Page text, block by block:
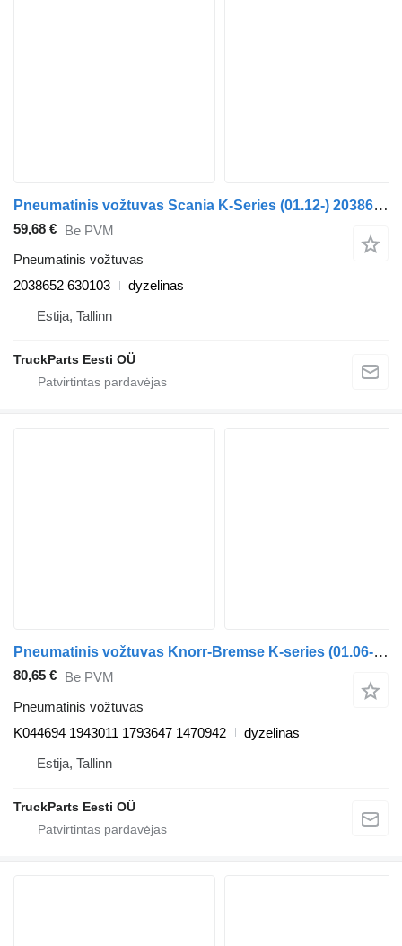
Pneumatinis vožtuvas Scania K-Series (01.12-) 2038652 630103 autobuso Scania K,N,F-series bus (2006-)
59,68 € Be PVM
Pneumatinis vožtuvas
2038652 630103
dyzelinas
Estija, Tallinn
TruckParts Eesti OÜ
Pneumatinis vožtuvas Knorr-Bremse K-series (01.06-) K044694 autobuso Scania K,N,F-series bus (2006-)
80,65 € Be PVM
Pneumatinis vožtuvas
K044694 1943011 1793647 1470942
dyzelinas
Estija, Tallinn
TruckParts Eesti OÜ